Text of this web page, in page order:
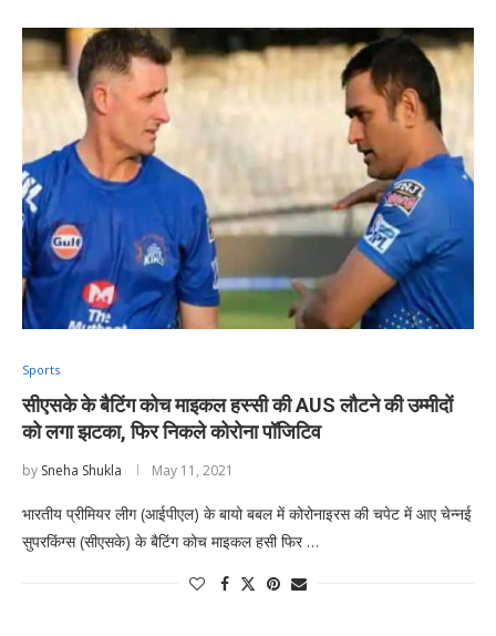
Sports
सीएसके के बैटिंग कोच माइकल हस्सी की AUS लौटने की उम्मीदों
को लगा झटका, फिर निकले कोरोना पॉजिटिव
by Sneha Shukla May 11, 2021
भारतीय प्रीमियर लीग (आईपीएल) के बायो बबल में कोरोनाइरस की चपेट में आए चेन्नई
सुपरकिंग्स (सीएसके) के बैटिंग कोच माइकल हसी फिर …